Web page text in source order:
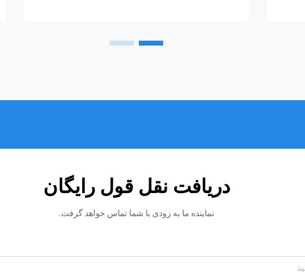
دریافت نقل قول رایگان
نماینده ما به زودی با شما تماس خواهد گرفت.